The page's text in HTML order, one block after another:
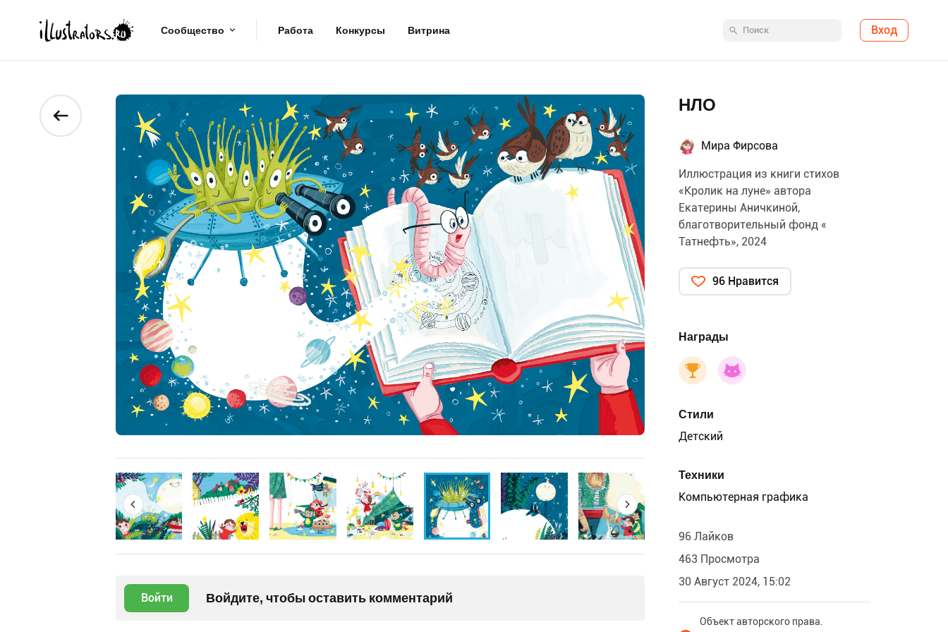
Сообщество Работа Конкурсы Витрина Вход
Войти Войдите, чтобы оставить комментарий
НЛО
Мира Фирсова
Иллюстрация из книги стихов
«Кролик на луне» автора
Екатерины Аничкиной,
благотворительный фонд «
Татнефть», 2024
96 Нравится
Награды
Стили
Детский
Техники
Компьютерная графика
96 Лайков
463 Просмотра
30 Август 2024, 15:02
Объект авторского права.